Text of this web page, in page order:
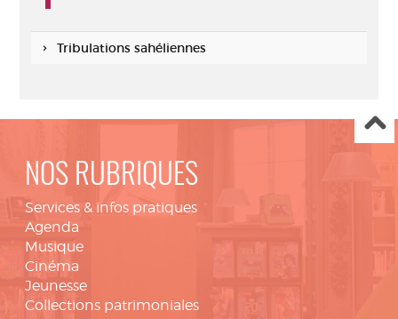
Tribulations sahéliennes
NOS RUBRIQUES
Services & infos pratiques
Agenda
Musique
Cinéma
Jeunesse
Collections patrimoniales